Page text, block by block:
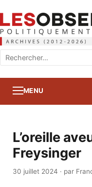
Rechercher
:
MENU
L’oreille
Freysinger
30 juillet 2024 · par